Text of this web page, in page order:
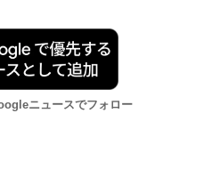
ニュースでフォロー